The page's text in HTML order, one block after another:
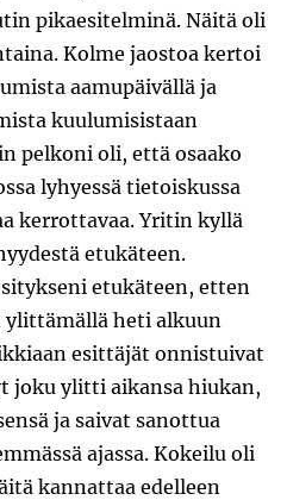
pikaesitelminä. Näitä oli
Kolme jaostoa kertoi
aamupäivällä ja
kuulumisistaan
pelkoni oli, että osaako
lyhyessä tietoiskussa
kerrottavaa. Yritin kyllä
etukäteen.
etukäteen, etten
ylittämällä heti alkuun
esittäjät onnistuivat
joku ylitti aikansa hiukan,
ja saivat sanottua
ajassa. Kokeilu oli
kannattaa edelleen